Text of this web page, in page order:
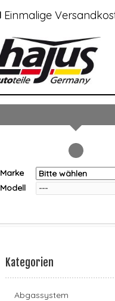
Einmalige
Marke
Modell
Kategorien
Abgassystem